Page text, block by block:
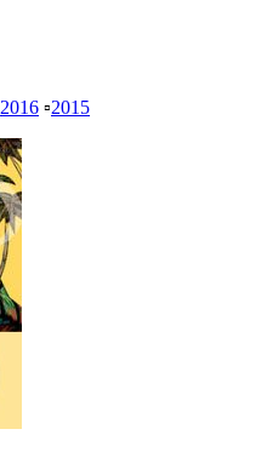
2016 ▫2015